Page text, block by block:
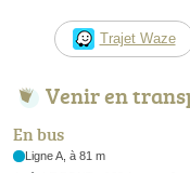
Trajet Waze
Venir en
En bus
Ligne A, à 81 m